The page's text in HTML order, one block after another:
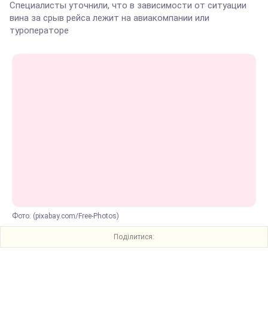
Специалисты уточнили, что в зависимости от ситуации
вина за срыв рейса лежит на авиакомпании или
туроператоре
Фото: (pixabay.com/Free-Photos)
Поділитися: